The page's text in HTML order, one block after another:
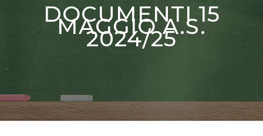
DOCUMENTI 15
MAGGIO A.S.
2024/25